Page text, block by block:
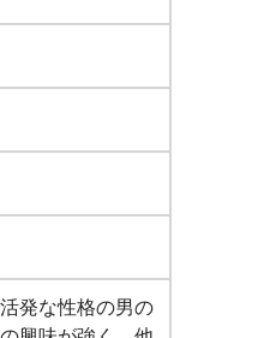
発な性格の男の